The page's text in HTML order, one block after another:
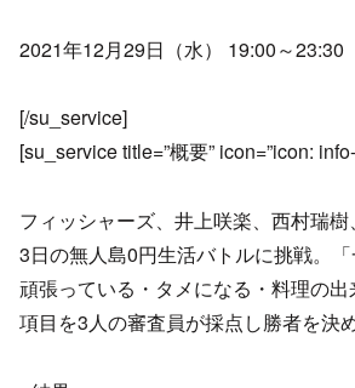
2021年12月29日（水） 19:00～23:30
[/su_service]
[su_service title=”概要” icon=”icon:
フィッシャーズ、井上咲楽、西村瑞
3日の無人島0円生活バトルに挑戦。「
頑張っている・タメになる・料理の
項目を3人の審査員が採点し勝者を決